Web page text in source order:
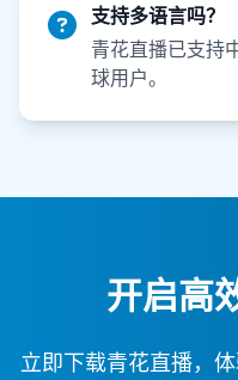
支持多语言吗？
青花直播已支持
球用户。
开启高
立即下载青花直播，